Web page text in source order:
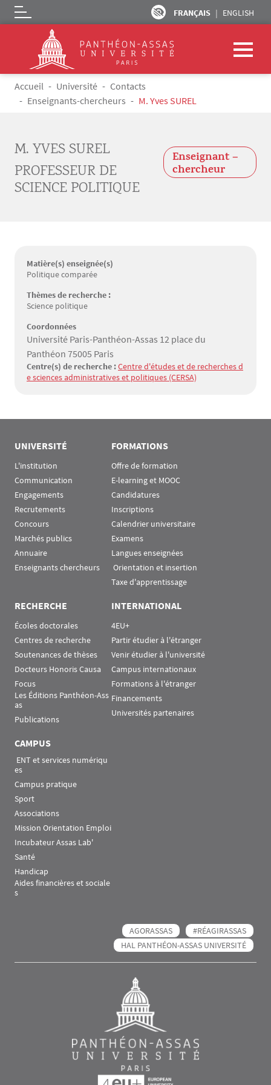
Aller au contenu principal
FRANÇAIS ENGLISH
Logo
Fil d'Ariane
Accueil Université
Contacts
Enseignants-chercheurs
M. Yves SUREL
M. YVES SUREL
PROFESSEUR DE
SCIENCE POLITIQUE
Enseignant –
chercheur
Matière(s) enseignée(s)
Politique comparée
Thèmes de recherche :
Science politique
Coordonnées
Université Paris-Panthéon-Assas 12 place du
Panthéon 75005 Paris
Centre(s) de recherche :Centre d'études et de recherches d
e sciences administratives et politiques (CERSA)
UNIVERSITÉ
L'institution
Communication
Engagements
Recrutements
Concours
Marchés publics
Annuaire
Enseignants chercheurs
FORMATIONS
Offre de formation
E-learning et MOOC
Candidatures
Inscriptions
Calendrier universitaire
Examens
Langues enseignées
Orientation et insertion
Taxe d'apprentissage
RECHERCHE
Écoles doctorales
Centres de recherche
Soutenances de thèses
Docteurs Honoris Causa
Focus
Les Éditions Panthéon-Ass
as
Publications
INTERNATIONAL
4EU+
Partir étudier à l'étranger
Venir étudier à l'université
Campus internationaux
Formations à l'étranger
Financements
Universités partenaires
CAMPUS
es
Campus pratique
Sport
Associations
Mission Orientation Emploi
Incubateur Assas Lab'
Santé
Handicap
Aides financières et sociale
s
AGORASSAS
#RÉAGIRASSAS
HAL PANTHÉON-ASSAS UNIVERSITÉ